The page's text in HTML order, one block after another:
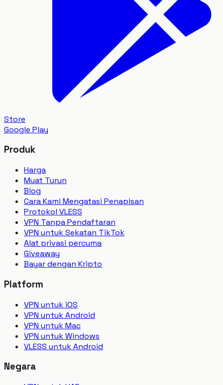
Store
Google Play
Produk
Harga
Muat Turun
Blog
Cara Kami Mengatasi Penapisan
Protokol VLESS
VPN Tanpa Pendaftaran
VPN untuk Sekatan TikTok
Alat privasi percuma
Giveaway
Bayar dengan Kripto
Platform
VPN untuk iOS
VPN untuk Android
VPN untuk Mac
VPN untuk Windows
VLESS untuk Android
Negara